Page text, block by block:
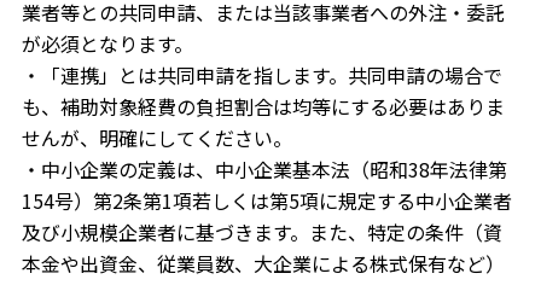
業者等との共同申請、または当該事業者への外注・委託
が必須となります。
・「連携」とは共同申請を指します。共同申請の場合で
も、補助対象経費の負担割合は均等にする必要はありま
せんが、明確にしてください。
・中小企業の定義は、中小企業基本法（昭和38年法律第
154号）第2条第1項若しくは第5項に規定する中小企業者
及び小規模企業者に基づきます。また、特定の条件（資
本金や出資金、従業員数、大企業による株式保有など）